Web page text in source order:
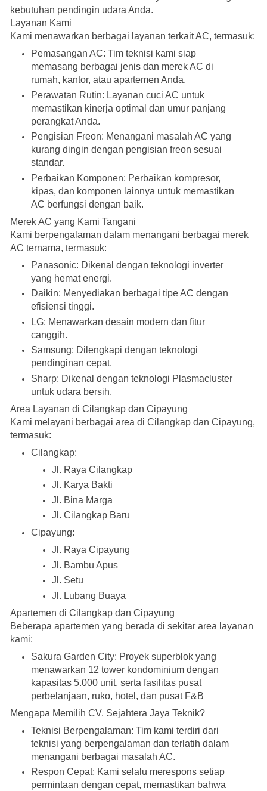
kebutuhan pendingin udara Anda.
Layanan Kami
Kami menawarkan berbagai layanan terkait AC, termasuk:
Pemasangan AC: Tim teknisi kami siap
memasang berbagai jenis dan merek AC di
rumah, kantor, atau apartemen Anda.
Perawatan Rutin: Layanan cuci AC untuk
memastikan kinerja optimal dan umur panjang
perangkat Anda.
Pengisian Freon: Menangani masalah AC yang
kurang dingin dengan pengisian freon sesuai
standar.
Perbaikan Komponen: Perbaikan kompresor,
kipas, dan komponen lainnya untuk memastikan
AC berfungsi dengan baik.
Merek AC yang Kami Tangani
Kami berpengalaman dalam menangani berbagai merek
AC ternama, termasuk:
Panasonic: Dikenal dengan teknologi inverter
yang hemat energi.
Daikin: Menyediakan berbagai tipe AC dengan
efisiensi tinggi.
LG: Menawarkan desain modern dan fitur
canggih.
Samsung: Dilengkapi dengan teknologi
pendinginan cepat.
Sharp: Dikenal dengan teknologi Plasmacluster
untuk udara bersih.
Area Layanan di Cilangkap dan Cipayung
Kami melayani berbagai area di Cilangkap dan Cipayung,
termasuk:
Cilangkap:
Jl. Raya Cilangkap
Jl. Karya Bakti
Jl. Bina Marga
Jl. Cilangkap Baru
Cipayung:
Jl. Raya Cipayung
Jl. Bambu Apus
Jl. Setu
Jl. Lubang Buaya
Apartemen di Cilangkap dan Cipayung
Beberapa apartemen yang berada di sekitar area layanan
kami:
Sakura Garden City: Proyek superblok yang
menawarkan 12 tower kondominium dengan
kapasitas 5.000 unit, serta fasilitas pusat
perbelanjaan, ruko, hotel, dan pusat F&B
Mengapa Memilih CV. Sejahtera Jaya Teknik?
Teknisi Berpengalaman: Tim kami terdiri dari
teknisi yang berpengalaman dan terlatih dalam
menangani berbagai masalah AC.
Respon Cepat: Kami selalu merespons setiap
permintaan dengan cepat, memastikan bahwa